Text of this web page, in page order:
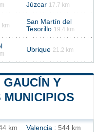
Júzcar 17.7 km
km
San Martín del
Tesorillo 19.4 km
Ubrique 21.2 km
GAUCÍN Y
km Valencia : 544 km